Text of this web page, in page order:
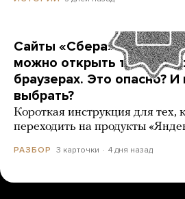
Сайты «Сбера» и других
можно открыть только в
браузерах. Это опасно? И
выбрать?
Короткая инструкция для тех,
переходить на продукты
РАЗБОР 3 карточки 4 дня назад